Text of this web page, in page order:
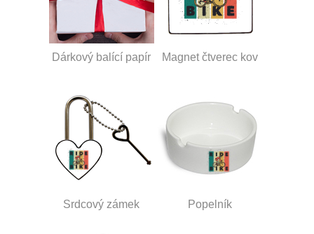
Dárkový balící papír Magnet čtverec kov
Srdcový zámek Popelník